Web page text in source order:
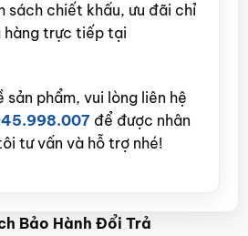
sách chiết khấu, ưu đãi chỉ
hàng trực tiếp tại
phẩm, vui lòng liên hệ
để được nhân
tư vấn và hỗ trợ nhé!
Bảo Hành Đổi Trả